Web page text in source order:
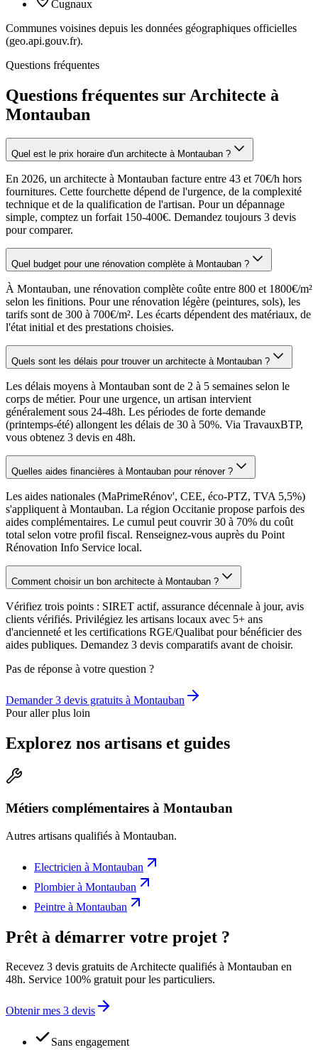
Cugnaux
Communes voisines depuis les données géographiques officielles
(geo.api.gouv.fr).
Questions fréquentes
Questions fréquentes sur Architecte à
Montauban
Quel est le prix horaire d'un architecte à Montauban ?
En 2026, un architecte à Montauban facture entre 43 et 70€/h hors
fournitures. Cette fourchette dépend de l'urgence, de la complexité
technique et de la qualification de l'artisan. Pour un dépannage
simple, comptez un forfait 150-400€. Demandez toujours 3 devis
pour comparer.
Quel budget pour une rénovation complète à Montauban ?
À Montauban, une rénovation complète coûte entre 800 et 1800€/m²
selon les finitions. Pour une rénovation légère (peintures, sols), les
tarifs sont de 300 à 700€/m². Les écarts dépendent des matériaux, de
l'état initial et des prestations choisies.
Quels sont les délais pour trouver un architecte à Montauban ?
Les délais moyens à Montauban sont de 2 à 5 semaines selon le
corps de métier. Pour une urgence, un artisan intervient
généralement sous 24-48h. Les périodes de forte demande
(printemps-été) allongent les délais de 30 à 50%. Via TravauxBTP,
vous obtenez 3 devis en 48h.
Quelles aides financières à Montauban pour rénover ?
Les aides nationales (MaPrimeRénov', CEE, éco-PTZ, TVA 5,5%)
s'appliquent à Montauban. La région Occitanie propose parfois des
aides complémentaires. Le cumul peut couvrir 30 à 70% du coût
total selon votre profil fiscal. Renseignez-vous auprès du Point
Rénovation Info Service local.
Comment choisir un bon architecte à Montauban ?
Vérifiez trois points : SIRET actif, assurance décennale à jour, avis
clients vérifiés. Privilégiez les artisans locaux avec 5+ ans
d'ancienneté et les certifications RGE/Qualibat pour bénéficier des
aides publiques. Demandez 3 devis comparatifs avant de choisir.
Pas de réponse à votre question ?
Demander 3 devis gratuits à Montauban
Pour aller plus loin
Explorez nos artisans et guides
Métiers complémentaires à Montauban
Autres artisans qualifiés à Montauban.
Electricien à Montauban
Plombierà Montauban
Peintre à Montauban
Prêt à démarrer votre projet ?
Recevez 3 devis gratuits de Architecte qualifiés à Montauban en
48h. Service 100% gratuit pour les particuliers.
Obtenir mes 3 devis
Sans engagement